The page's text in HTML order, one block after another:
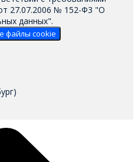
27.07.2006 № 152-Ф3 "О
данных".
файлы cookie